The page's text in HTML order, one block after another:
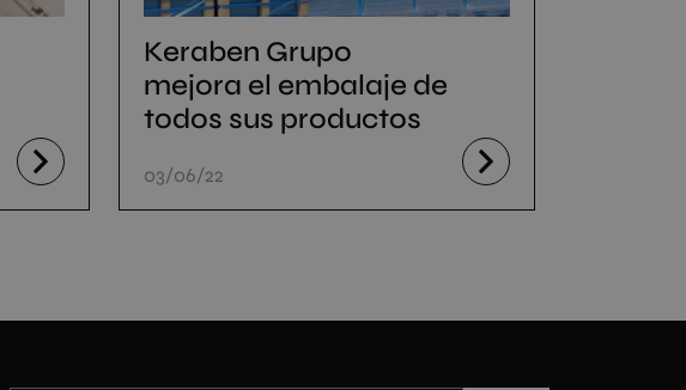
Keraben Grupo
mejora el embalaje de
todos sus productos
03/06/22